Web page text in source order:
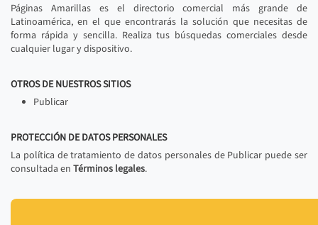
Páginas Amarillas es el directorio comercial más grande de
Latinoamérica, en el que encontrarás la solución que necesitas de
forma rápida y sencilla. Realiza tus búsquedas comerciales desde
cualquier lugar y dispositivo.
OTROS DE NUESTROS SITIOS
Publicar
PROTECCIÓN DE DATOS PERSONALES
La política de tratamiento de datos personales de Publicar puede ser
consultada en Términos legales.